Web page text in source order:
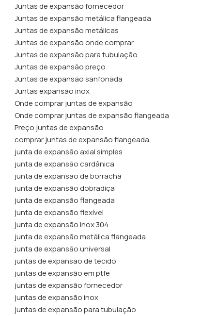
Juntas de expansão fornecedor
Juntas de expansão metálica flangeada
Juntas de expansão metálicas
Juntas de expansão onde comprar
Juntas de expansão para tubulação
Juntas de expansão preço
Juntas de expansão sanfonada
Juntas expansão inox
Onde comprar juntas de expansão
Onde comprar juntas de expansão flangeada
Preço juntas de expansão
comprar juntas de expansão flangeada
junta de expansão axial simples
junta de expansão cardânica
junta de expansão de borracha
junta de expansão dobradiça
junta de expansão flangeada
junta de expansão flexível
junta de expansão inox 304
junta de expansão metálica flangeada
junta de expansão universal
juntas de expansão de tecido
juntas de expansão em ptfe
juntas de expansão fornecedor
juntas de expansão inox
juntas de expansão para tubulação